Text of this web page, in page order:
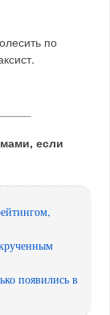
по
если
появились в